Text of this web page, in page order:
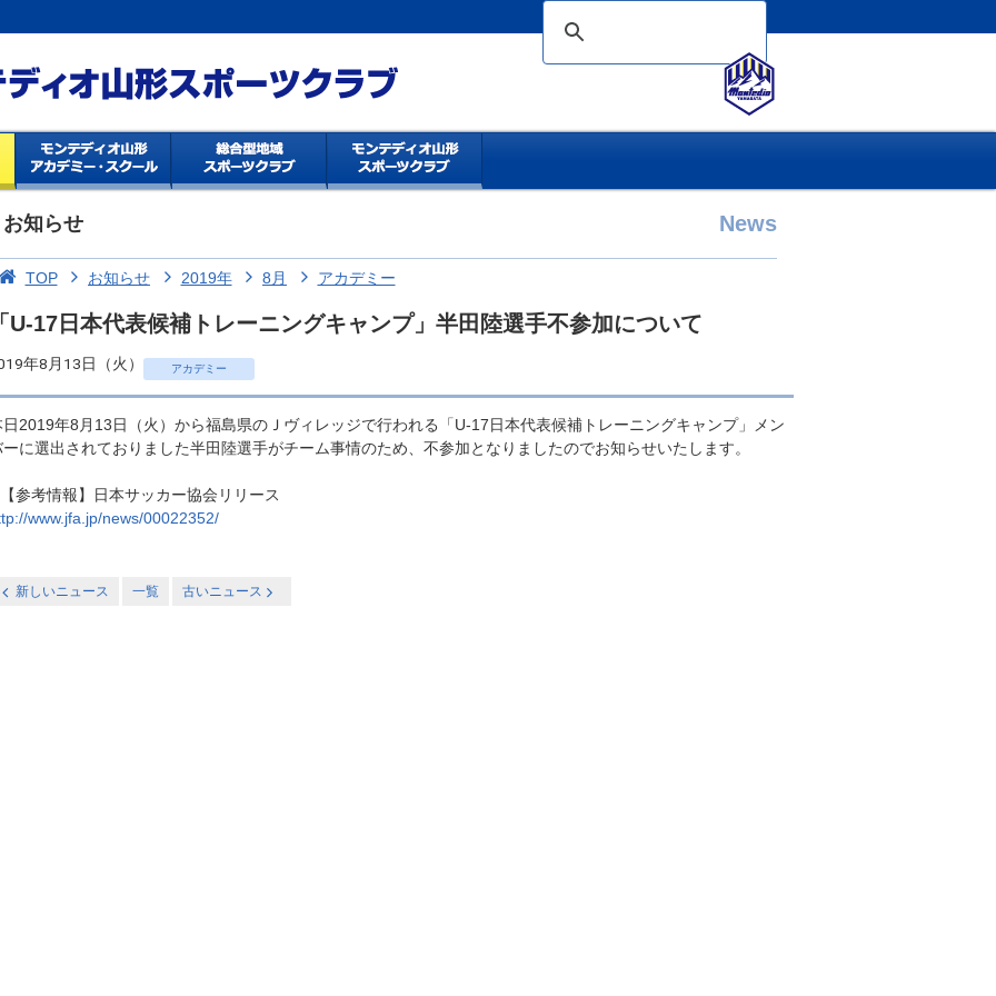
お知らせ News
TOP お知らせ 2019年 8月 アカデミー
U-17日本代表候補トレーニングキャンプ」半田陸選手不参加について
年8月13日（火） アカデミー
日2019年8月13日（火）から福島県のＪヴィレッジで行われる「U-17日本代表候補トレーニングキャンプ」メン
ーに選出されておりました半田陸選手がチーム事情のため、不参加となりましたのでお知らせいたします。
参考情報】日本サッカー協会リリース
www.jfa.jp/news/00022352/
新しいニュース 一覧 古いニュース